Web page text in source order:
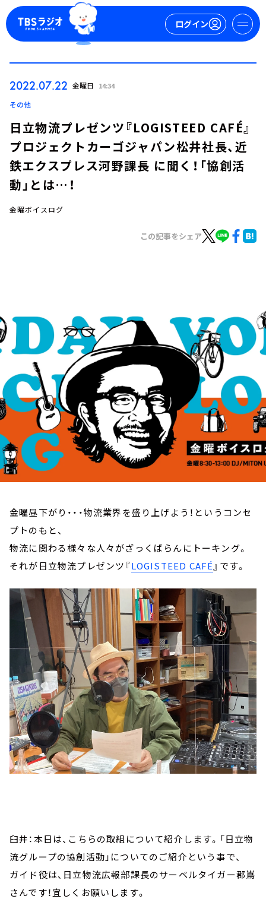
ログイン
今日の番組表
会社情報
2022.07.22 金曜日 14:34
その他
日立物流プレゼンツ『LOGISTEED CAFÉ』
プロジェクトカーゴジャパン松井社長、近
鉄エクスプレス河野課長 に聞く！「協創活
動」とは…！
金曜ボイスログ
この記事をシェア
金曜昼下がり・・・物流業界を盛り上げよう！というコンセ
プトのもと、
物流に関わる様々な人々がざっくばらんにトーキング。
それが日立物流プレゼンツ『LOGISTEED CAFÉ』です。
臼井：本日は、こちらの取組について紹介します。「日立物
流グループの協創活動」についてのご紹介という事で、
ガイド役は、日立物流広報部課長のサーベルタイガー郡嶌
さんです！宜しくお願いします。